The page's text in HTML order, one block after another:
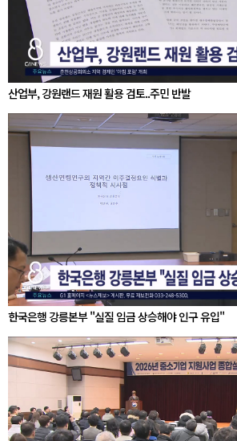
산업부, 강원랜드 재원 활용 검토..주민 반발
한국은행 강릉본부 "실질 임금 상승해야 인구 유입"